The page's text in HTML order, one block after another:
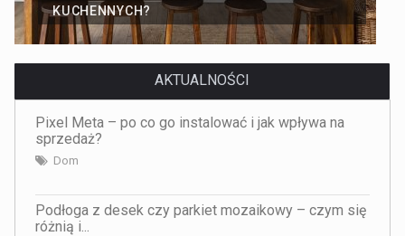
KUCHENNYCH?
AKTUALNOŚCI
Pixel Meta – po co go instalować i jak wpływa na
sprzedaż?
Dom
Podłoga z desek czy parkiet mozaikowy – czym się
różnią i...